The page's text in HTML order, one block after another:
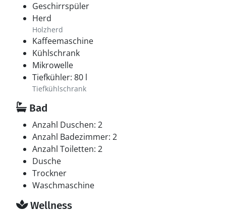
Geschirrspüler
Herd
Holzherd
Kaffeemaschine
Kühlschrank
Mikrowelle
Tiefkühler: 80 l
Tiefkühlschrank
Bad
Anzahl Duschen: 2
Anzahl Badezimmer: 2
Anzahl Toiletten: 2
Dusche
Trockner
Waschmaschine
Wellness